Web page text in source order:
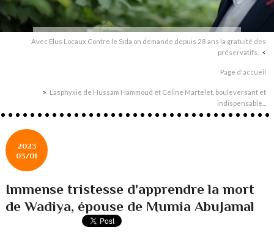
Avec Elus Locaux Contre le Sida on demande depuis 28 ans la gratuité des
préservatifs.
Page d'accueil
L’asphyxie de Hussam Hammoud et Céline Martelet, bouleversant et
indispensable...
2023
03/01
Immense tristesse d'apprendre la mort
de Wadiya, épouse de Mumia AbuJamal